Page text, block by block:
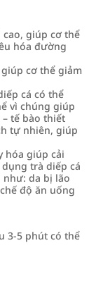
giúp cơ thể
hóa đường
cơ thể giảm
cá có thể
vì chúng giúp
tế bào thiết
tự nhiên, giúp
hóa giúp cải
trà diếp cá
như: da bị lão
độ ăn uống
3-5 phút có thể